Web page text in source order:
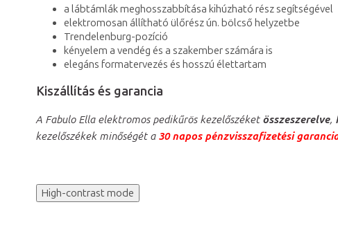
a lábtámlák meghosszabbítása kihúzható rész segítségével
elektromosan állítható ülőrész ún. bölcső helyzetbe
Trendelenburg-pozíció
kényelem a vendég és a szakember számára is
elegáns formatervezés és hosszú élettartam
Kiszállítás és garancia
A Fabulo Ella elektromos pedikűrös kezelőszéket összeszerelve,
kezelőszékek minőségét a 30 napos pénzvisszafizetési
High-contrast mode